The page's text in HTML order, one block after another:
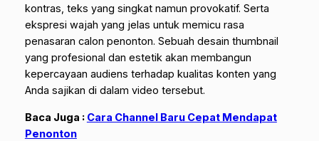
kontras, teks yang singkat namun provokatif. Serta
ekspresi wajah yang jelas untuk memicu rasa
penasaran calon penonton. Sebuah desain thumbnail
yang profesional dan estetik akan membangun
kepercayaan audiens terhadap kualitas konten yang
Anda sajikan di dalam video tersebut.
Baca Juga : Cara Channel Baru Cepat Mendapat
Penonton